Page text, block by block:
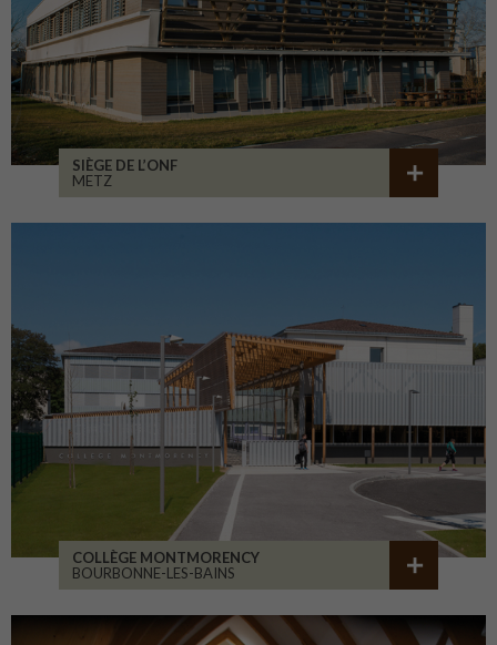
SIÈGE DE L’ONF
METZ
COLLÈGE MONTMORENCY
BOURBONNE-LES-BAINS